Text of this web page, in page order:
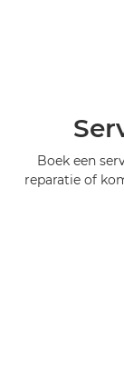
Boek een
reparatie of